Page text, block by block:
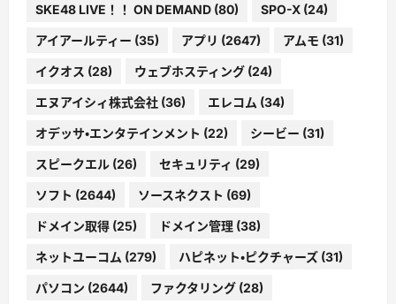
SKE48 LIVE！！ ON DEMAND (80) SPO-X (24)
アイアールティー (35) アプリ (2647) アムモ (31)
イクオス (28) ウェブホスティング (24)
エヌアイシィ株式会社 (36) エレコム (34)
オデッサ・エンタテインメント (22) シービー (31)
スピークエル (26) セキュリティ (29)
ソフト (2644) ソースネクスト (69)
ドメイン取得 (25) ドメイン管理 (38)
ネットユーコム (279) ハピネット・ピクチャーズ (31)
パソコン (2644) ファクタリング (28)